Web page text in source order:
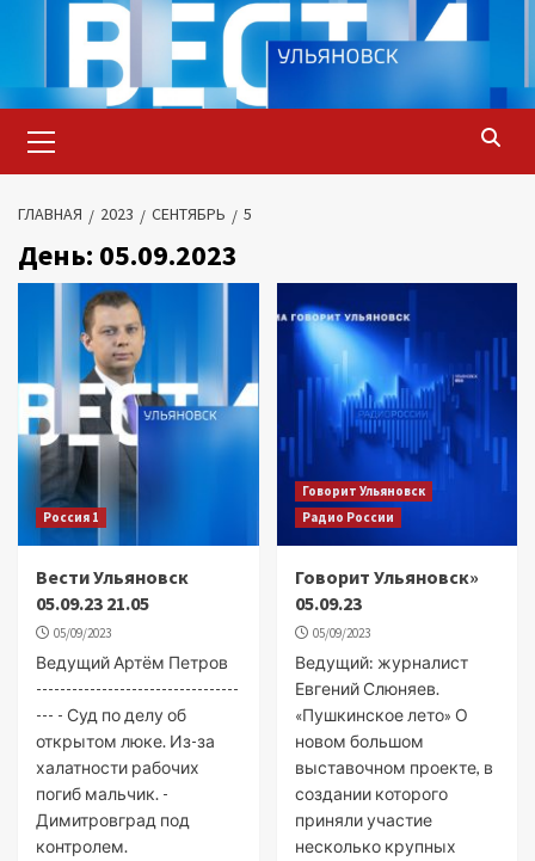
содержимому
меню
ГЛАВНАЯ 2023 СЕНТЯБРЬ 5
День: 05.09.2023
Россия 1
Вести Ульяновск
05.09.23 21.05
05/09/2023
Ведущий Артём Петров
----------------------------------
--- - Суд по делу об
открытом люке. Из-за
халатности рабочих
погиб мальчик. -
Димитровград под
контролем.
Говорит Ульяновск
Радио России
Говорит Ульяновск»
05.09.23
05/09/2023
Ведущий: журналист
Евгений Слюняев.
«Пушкинское лето» О
новом большом
выставочном проекте, в
создании которого
приняли участие
несколько крупных